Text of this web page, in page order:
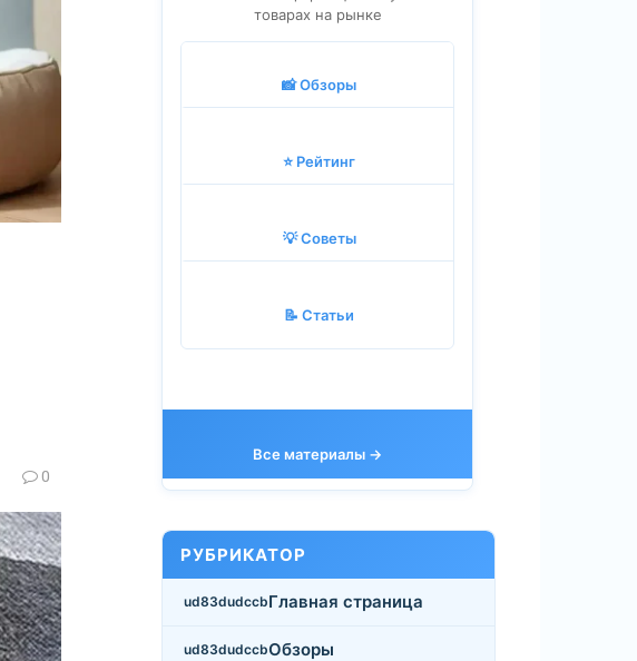
0
товарах на рынке
📸 Обзоры
⭐ Рейтинг
💡 Советы
📝 Статьи
Все материалы →
РУБРИКАТОР
Главная страница
Обзоры